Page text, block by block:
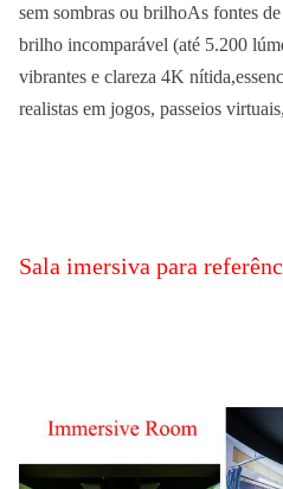
sem sombras ou brilhoAs fontes
brilho incomparável (até 5.200
vibrantes e clareza 4K
realistas em jogos, passeios
Sala imersiva para